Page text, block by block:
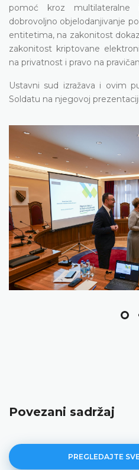
pomoć kroz
dobrovoljno objelodanjivanje
entitetima, na zakonitost
zakonitost kriptovane
na privatnost i pravo na
Ustavni sud izražava i ovim
Soldatu na njegovoj
Povezani sadržaj
PREGLEDAJTE